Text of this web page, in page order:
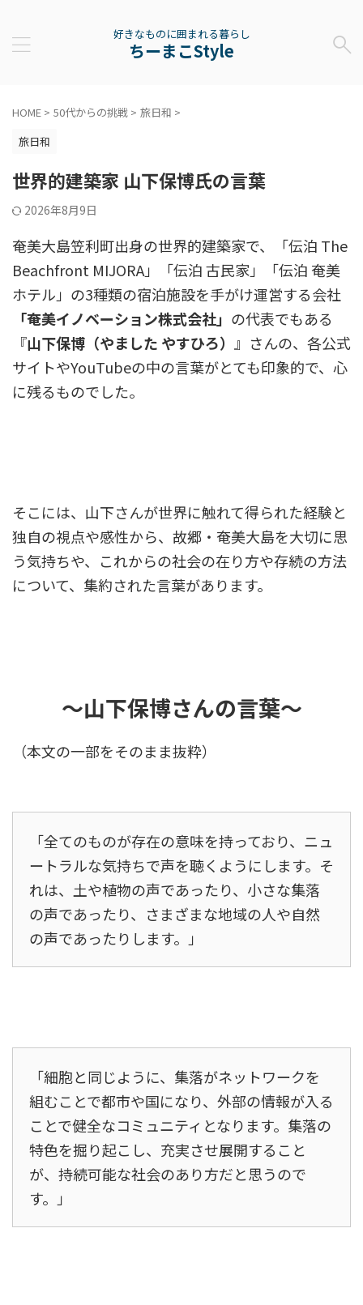
好きなものに囲まれる暮らし
ちーまこStyle
HOME > 50代からの挑戦 > 旅日和 >
旅日和
世界的建築家 山下保博氏の言葉
2026年8月9日
奄美大島笠利町出身の世界的建築家で、「伝泊 The
Beachfront MIJORA」「伝泊 古民家」「伝泊 奄美
ホテル」の3種類の宿泊施設を手がけ運営する会社
「奄美イノベーション株式会社」 の代表でもある
『山下保博（やました やすひろ）
』さんの、各公式
サイトやYouTubeの中の言葉がとても印象的で、心
に残るものでした。
そこには、山下さんが世界に触れて得られた経験と
独自の視点や感性から、故郷・奄美大島を大切に思
う気持ちや、これからの社会の在り方や存続の方法
について、集約された言葉があります。
～山下保博さんの言葉～
（本文の一部をそのまま抜粋）
「全てのものが存在の意味を持っており、ニュ
ートラルな気持ちで声を聴くようにします。そ
れは、土や植物の声であったり、小さな集落
の声であったり、さまざまな地域の人や自然
の声であったりします。」
「細胞と同じように、集落がネットワークを
組むことで都市や国になり、外部の情報が入る
ことで健全なコミュニティとなります。集落の
特色を掘り起こし、充実させ展開すること
が、持続可能な社会のあり方だと思うので
す。」